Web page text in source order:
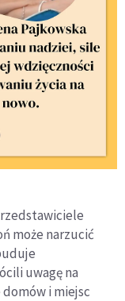
może narzucić
uwagę na
i miejsc